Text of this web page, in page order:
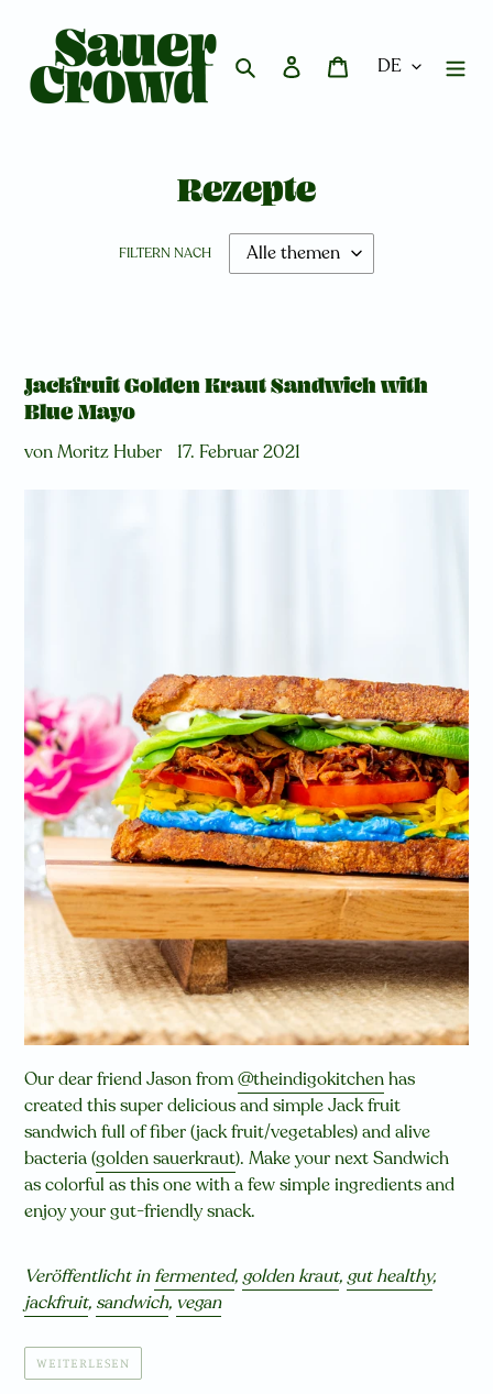
Inhalt
Suchen EinloggenWarenkorb
Rezepte
FILTERN NACH
Jackfruit Golden Kraut Sandwich with
Blue Mayo
von Moritz Huber 17. Februar 2021
Our dear friend Jason from@theindigokitchenhas
created this super delicious and simple Jack fruit
sandwich full of fiber (jack fruit/vegetables) and alive
bacteria (golden sauerkraut). Make your next Sandwich
as colorful as this one with a few simple ingredients and
enjoy your gut-friendly snack.
Veröffentlicht infermented,golden kraut,gut healthy,
jackfruit, sandwich, vegan
WEITERLESEN